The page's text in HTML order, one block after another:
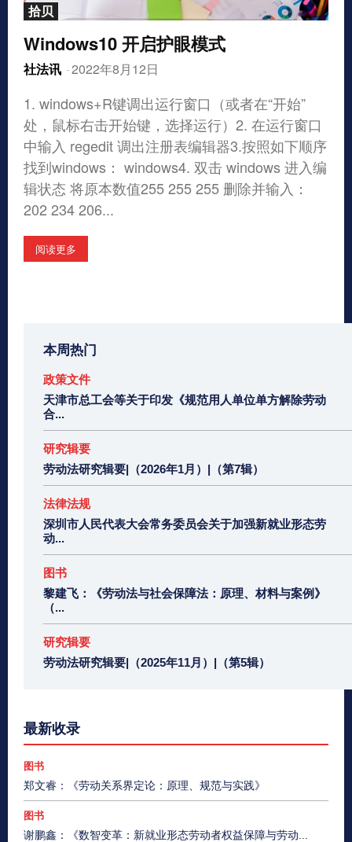
拾贝
Windows10 开启护眼模式
社法讯 -2022年8月12日
1. windows+R键调出运行窗口（或者在“开始”
处，鼠标右击开始键，选择运行）2. 在运行窗口
中输入 regedit 调出注册表编辑器3.按照如下顺序
找到windows： windows4. 双击 windows 进入编
辑状态 将原本数值255 255 255 删除并输入：
202 234 206...
阅读更多
本周热门
政策文件
天津市总工会等关于印发《规范用人单位单方解除劳动
合...
研究辑要
劳动法研究辑要|（2026年1月）|（第7辑）
法律法规
深圳市人民代表大会常务委员会关于加强新就业形态劳
动...
图书
黎建飞：《劳动法与社会保障法：原理、材料与案例》
（...
研究辑要
劳动法研究辑要|（2025年11月）|（第5辑）
最新收录
图书
郑文睿：《劳动关系界定论：原理、规范与实践》
图书
谢鹏鑫：《数智变革：新就业形态劳动者权益保障与劳动...